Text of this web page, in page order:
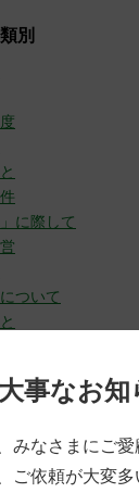
別
に際して
ついて
付け
大事なお知
みなさまにご愛
ご依頼が大変